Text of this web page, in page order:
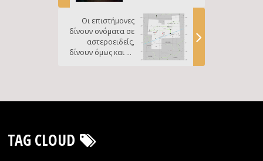
πλανήτες ή ακόμα
και άστρο με την
πάροδο του
χρόνου;
Οι επιστήμονες
δίνουν ονόματα σε
αστεροειδείς,
δίνουν όμως και σε
TAG CLOUD